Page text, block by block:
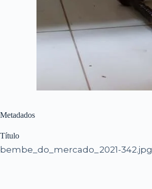
Metadados
Título
bembe_do_mercado_2021-342.jpg